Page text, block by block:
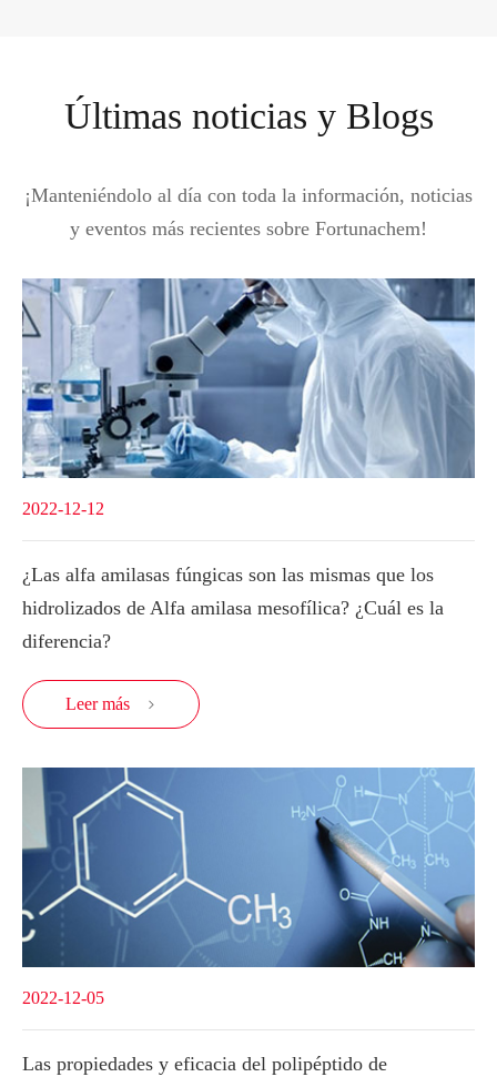
Últimas noticias y Blogs
¡Manteniéndolo al día con toda la información, noticias
y eventos más recientes sobre Fortunachem!
2022-12-12
¿Las alfa amilasas fúngicas son las mismas que los
hidrolizados de Alfa amilasa mesofílica? ¿Cuál es la
diferencia?
Leer más 
2022-12-05
Las propiedades y eficacia del polipéptido de